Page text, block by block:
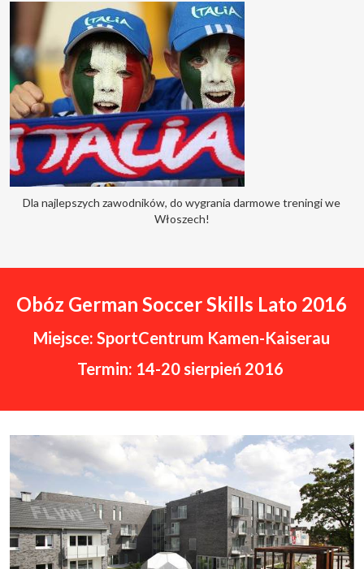
Dla najlepszych zawodników, do wygrania darmowe treningi we
Włoszech!
Obóz German Soccer Skills Lato 2016
Miejsce: SportCentrum Kamen-Kaiserau
Termin: 14-20 sierpień 2016